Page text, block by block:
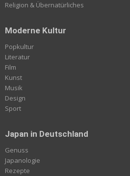
Religion & Übernatürliches
Moderne Kultur
Popkultur
Literatur
Film
Kunst
Musik
Design
Sport
Japan in Deutschland
Genuss
Japanologie
Rezepte